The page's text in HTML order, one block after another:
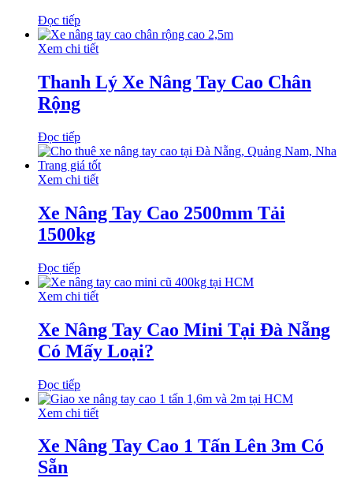
Đọc tiếp
Xem chi tiết
Thanh Lý Xe Nâng Tay Cao Chân
Rộng
Đọc tiếp
Xem chi tiết
Xe Nâng Tay Cao 2500mm Tải
1500kg
Đọc tiếp
Xem chi tiết
Xe Nâng Tay Cao Mini Tại Đà Nẵng
Có Mấy Loại?
Đọc tiếp
Xem chi tiết
Xe Nâng Tay Cao 1 Tấn Lên 3m Có
Sẵn